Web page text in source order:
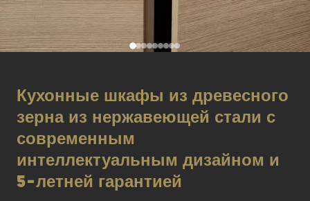
Кухонные шкафы из древесного
зерна из нержавеющей стали с
современным
интеллектуальным дизайном и
5-летней гарантией